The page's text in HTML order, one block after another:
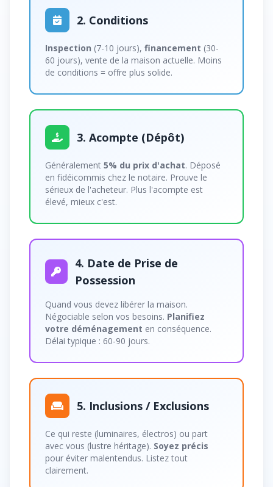
2. Conditions
Inspection (7-10 jours), financement (30-
60 jours), vente de la maison actuelle. Moins
de conditions = offre plus solide.
3. Acompte (Dépôt)
Généralement 5% du prix d'achat. Déposé
en fidéicommis chez le notaire. Prouve le
sérieux de l'acheteur. Plus l'acompte est
élevé, mieux c'est.
4. Date de Prise de
Possession
Quand vous devez libérer la maison.
Négociable selon vos besoins. Planifiez
votre déménagement en conséquence.
Délai typique : 60-90 jours.
5. Inclusions / Exclusions
Ce qui reste (luminaires, électros) ou part
avec vous (lustre héritage). Soyez précis
pour éviter malentendus. Listez tout
clairement.